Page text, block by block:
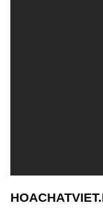
Hóa chất trong
trong việc đảm
trình khai thác